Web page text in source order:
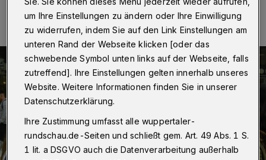
um Ihre Einstellungen zu ändern oder Ihre Einwilligung
zu widerrufen, indem Sie auf den Link Einstellungen am
unteren Rand der Webseite klicken [oder das
schwebende Symbol unten links auf der Webseite, falls
zutreffend]. Ihre Einstellungen gelten innerhalb unseres
Website. Weitere Informationen finden Sie in unserer
Datenschutzerklärung.
Ihre Zustimmung umfasst alle wuppertaler-
rundschau.de-Seiten und schließt gem. Art. 49 Abs. 1 S.
1 lit. a DSGVO auch die Datenverarbeitung außerhalb